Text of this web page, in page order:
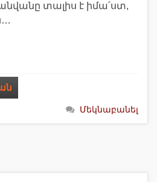
անվանը տալիս է իմա՛ստ,
Մեկնաբանել